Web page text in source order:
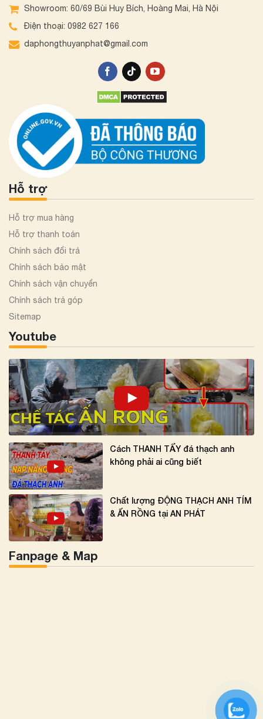
Showroom: 60/69 Bùi Huy Bích, Hoàng Mai, Hà Nội
Điện thoại: 0982 627 166
daphongthuyanphat@gmail.com
Hỗ trợ
Hỗ trợ mua hàng
Hỗ trợ thanh toán
Chính sách đổi trả
Chính sách bảo mật
Chính sách vận chuyển
Chính sách trả góp
Sitemap
Youtube
Cách THANH TẨY đá thạch anh
không phải ai cũng biết
Chất lượng ĐỘNG THẠCH ANH TÍM
& ẤN RỒNG tại AN PHÁT
Fanpage & Map